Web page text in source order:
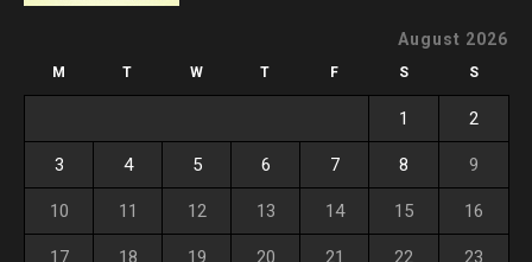
August 2026
M T W T F S S
1 2
3 4 5 6 7 8 9
10 11 12 13 14 15 16
17 18 19 20 21 22 23